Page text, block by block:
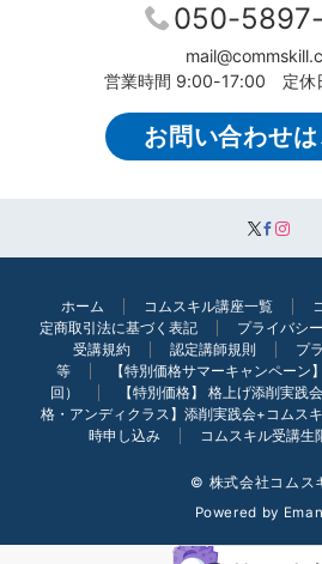
050-
営業時間 9:00-17:00 定休
お問い合わせ
ホーム コムスキル講座一覧
定商取引法に基づく表記
プライバシ
受講規約
認定講師規則
プ
等
【特別価格サマーキャンペーン
回）
【特別価格】 格上げ添削実践
格・アンディクラス】添削実践会+コムス
時申し込み
コムスキル受講生
© 株式会社コムス
Powered by